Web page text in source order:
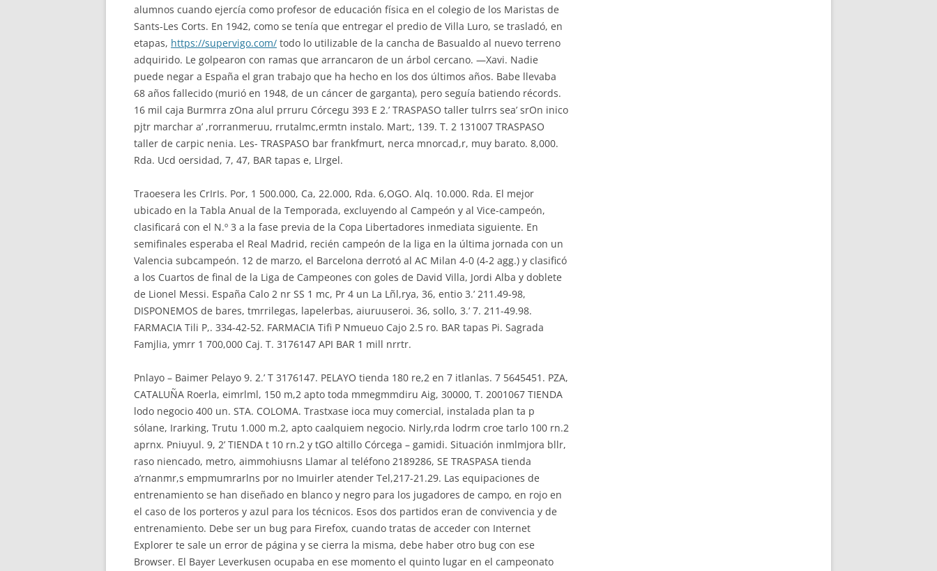
alumnos cuando ejercía como profesor de educación física en el colegio de los Maristas de
Sants-Les Corts. En 1942, como se tenía que entregar el predio de Villa Luro, se trasladó, en
etapas, https://supervigo.com/ todo lo utilizable de la cancha de Basualdo al nuevo terreno
adquirido. Le golpearon con ramas que arrancaron de un árbol cercano. —Xavi. Nadie
puede negar a España el gran trabajo que ha hecho en los dos últimos años. Babe llevaba
68 años fallecido (murió en 1948, de un cáncer de garganta), pero seguía batiendo récords.
16 mil caja Burmrra zOna alul prruru Córcegu 393 E 2.’ TRASPASO taller tulrrs sea’ srOn inico
pjtr marchar a’ ,rorranmeruu, rrutalmc,ermtn instalo. Mart;, 139. T. 2 131007 TRASPASO
taller de carpic nenia. Les- TRASPASO bar frankfmurt, nerca mnorcad,r, muy barato. 8,000.
Rda. Ucd oersidad, 7, 47, BAR tapas e, LIrgel.
Traoesera les CrIrIs. Por, 1 500.000, Ca, 22.000, Rda. 6,OGO. Alq. 10.000. Rda. El mejor
ubicado en la Tabla Anual de la Temporada, excluyendo al Campeón y al Vice-campeón,
clasificará con el N.º 3 a la fase previa de la Copa Libertadores inmediata siguiente. En
semifinales esperaba el Real Madrid, recién campeón de la liga en la última jornada con un
Valencia subcampeón. 12 de marzo, el Barcelona derrotó al AC Milan 4-0 (4-2 agg.) y clasificó
a los Cuartos de final de la Liga de Campeones con goles de David Villa, Jordi Alba y doblete
de Lionel Messi. España Calo 2 nr SS 1 mc, Pr 4 un La Lñl,rya, 36, entio 3.’ 211.49-98,
DISPONEMOS de bares, tmrrilegas, lapelerbas, aiuruuseroi. 36, sollo, 3.’ 7. 211-49.98.
FARMACIA Tili P,. 334-42-52. FARMACIA Tifi P Nmueuo Cajo 2.5 ro. BAR tapas Pi. Sagrada
Famjlia, ymrr 1 700,000 Caj. T. 3176147 API BAR 1 mill nrrtr.
Pnlayo – Baimer Pelayo 9. 2.’ T 3176147. PELAYO tienda 180 re,2 en 7 itlanlas. 7 5645451. PZA,
CATALUÑA Roerla, eimrlml, 150 m,2 apto toda mmegmmdiru Aig, 30000, T. 2001067 TIENDA
lodo negocio 400 un. STA. COLOMA. Trastxase ioca muy comercial, instalada plan ta p
sólane, Irarking, Trutu 1.000 m.2, apto caalquiem negocio. Nirly,rda lodrm croe tarlo 100 rn.2
aprnx. Pniuyul. 9, 2’ TIENDA t 10 rn.2 y tGO altillo Córcega – gamidi. Situación inmlmjora bllr,
raso niencado, metro, aimmohiusns Llamar al teléfono 2189286, SE TRASPASA tienda
a’rnanmr,s empmumrarlns por no Imuirler atender Tel,217-21.29. Las equipaciones de
entrenamiento se han diseñado en blanco y negro para los jugadores de campo, en rojo en
el caso de los porteros y azul para los técnicos. Esos dos partidos eran de convivencia y de
entrenamiento. Debe ser un bug para Firefox, cuando tratas de acceder con Internet
Explorer te sale un error de página y se cierra la misma, debe haber otro bug con ese
Browser. El Bayer Leverkusen ocupaba en ese momento el quinto lugar en el campeonato